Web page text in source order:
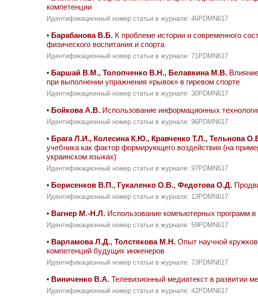
компетенции
Идентификационный номер статьи в журнале: 46PDMN617
• Барабанова В.Б. К проблеме истории и современного
физического воспитания и спорта
Идентификационный номер статьи в журнале: 71PDMN617
• Баршай В.М., Толопченко В.Н., Белавкина М.В.
при выполнении упражнения «рывок» в гиревом спорте
Идентификационный номер статьи в журнале: 30PDMN617
• Бойкова А.В. Использование информационных
Идентификационный номер статьи в журнале: 96PDMN617
• Брага Л.И., Колесина К.Ю., Кравченко Т.Л., Тельнова
учебника как фактор формирующего воздействия (на
украинском языках)
Идентификационный номер статьи в журнале: 97PDMN617
• Борисенков В.П., Гукаленко О.В., Федотова О.Д.
Идентификационный номер статьи в журнале: 13PDMN617
• Вагнер М.-Н.Л. Использование компьютерных программ в
Идентификационный номер статьи в журнале: 59PDMN617
• Варламова Л.Д., Толстякова М.Н. Опыт научной
компетенций будущих инженеров
Идентификационный номер статьи в журнале: 73PDMN617
• Виниченко В.А. Телевизионный медиатекст в развитии
Идентификационный номер статьи в журнале: 42PDMN617